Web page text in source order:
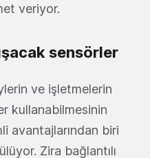
veriyor.
sensörler
ve işletmelerin
kullanabilmesinin
avantajlarından biri
Zira bağlantılı